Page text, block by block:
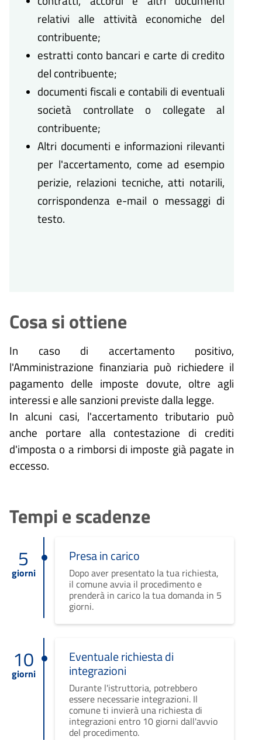
relativi alle attività economiche del
contribuente;
estratti conto bancari e carte di credito
del contribuente;
documenti fiscali e contabili di eventuali
società controllate o collegate al
contribuente;
Altri documenti e informazioni rilevanti
per l'accertamento, come ad esempio
perizie, relazioni tecniche, atti notarili,
corrispondenza e-mail o messaggi di
testo.
Cosa si ottiene
In caso di accertamento positivo,
l'Amministrazione finanziaria può richiedere il
pagamento delle imposte dovute, oltre agli
interessi e alle sanzioni previste dalla legge.
In alcuni casi, l'accertamento tributario può
anche portare alla contestazione di crediti
d'imposta o a rimborsi di imposte già pagate in
eccesso.
Tempi e scadenze
5
giorni
Presa in carico
Dopo aver presentato la tua richiesta,
il comune avvia il procedimento e
prenderà in carico la tua domanda in 5
giorni.
10
giorni
Eventuale richiesta di
integrazioni
Durante l'istruttoria, potrebbero
essere necessarie integrazioni. Il
comune ti invierà una richiesta di
integrazioni entro 10 giorni dall'avvio
del procedimento.